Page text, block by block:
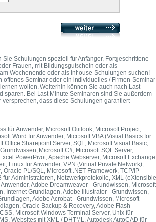
Schulungen speziell für Anfänger, Fortgeschrittene
Frauen, mit Bildungsgutschein oder als
Wochenende oder als Inhouse-Schulungen suchen!
offenes Seminar oder ein individuelles / Firmen-Seminar
wollen. Weiterhin können Sie auch nach Last
sparen. Bei Last Minute Seminaren sind Sie außerdem
dass diese Schulungen garantiert
für Anwender, Microsoft Outlook, Microsoft Project,
Word für Anwender, Microsoft VBA (Visual Basics for
Office Sharepoint Server, SQL, Microsoft Visual Basic,
Microsoft C#, Microsoft SQL Server,
PowerPivot, Apache Webserver, Microsoft Exchange
Linux für Anwender, VPN (Virtual Private Network),
PL/SQL, Microsoft .NET Framework, TCP/IP
Administratoren, Netzwerkprotokolle, XML (eXtensible
Adobe Dreamweaver - Grundwissen, Microsoft
Internet Grundlagen, Adobe Illustrator - Grundwissen,
Adobe Acrobat - Grundwissen, Microsoft
Oracle Backup & Recovery, Adobe Flash -
Microsoft Windows Terminal Server, Unix für
Websites mit XML / DHTML, Autodesk AutoCAD für